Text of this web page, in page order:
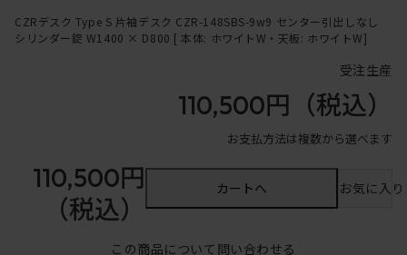
CZRデスク Type S 片袖デスク CZR-148SBS-9w9 センター引出しなし
シリンダー錠 W1400 × D800 [ 本体: ホワイトW・天板: ホワイトW]
受注生産
110,500円 （税込）
お支払方法は複数から選べます
110,500円
（税込）
カートへ お気に入
この商品について問い合わせる